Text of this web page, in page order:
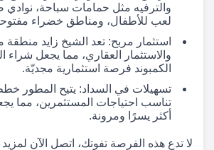
والترفيه مثل حمامات سباحة،
لعب للأطفال، ومناطق خضراء
استثمار مربح: تعد الشيخ زايد منطقة
والاستثمار العقاري، مما يجعل شراء
الكمبوند فرصة استثمارية مجديّة.
تسهيلات في السداد: يتيح المطور
تناسب احتياجات المستثمرين، مما
أكثر يسرًا ومرونة.
لا تدع هذه الفرصة تفوتك، اتصل الآن